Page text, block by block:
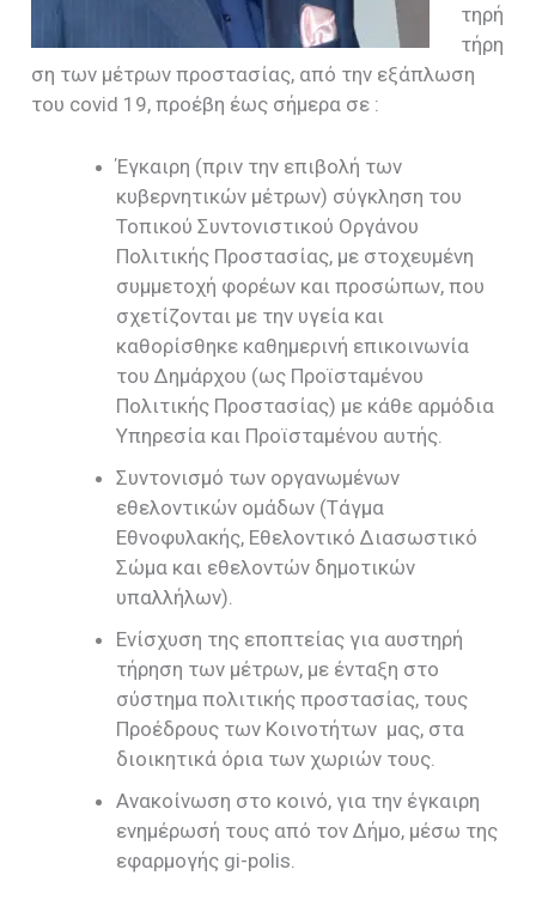
τηρή
τήρη
ση των μέτρων προστασίας, από την εξάπλωση
του covid 19, προέβη έως σήμερα σε :
Έγκαιρη (πριν την επιβολή των
κυβερνητικών μέτρων) σύγκληση του
Τοπικού Συντονιστικού Οργάνου
Πολιτικής Προστασίας, με στοχευμένη
συμμετοχή φορέων και προσώπων, που
σχετίζονται με την υγεία και
καθορίσθηκε καθημερινή επικοινωνία
του Δημάρχου (ως Προϊσταμένου
Πολιτικής Προστασίας) με κάθε αρμόδια
Υπηρεσία και Προϊσταμένου αυτής.
Συντονισμό των οργανωμένων
εθελοντικών ομάδων (Τάγμα
Εθνοφυλακής, Εθελοντικό Διασωστικό
Σώμα και εθελοντών δημοτικών
υπαλλήλων).
Ενίσχυση της εποπτείας για αυστηρή
τήρηση των μέτρων, με ένταξη στο
σύστημα πολιτικής προστασίας, τους
Προέδρους των Κοινοτήτων μας, στα
διοικητικά όρια των χωριών τους.
Ανακοίνωση στο κοινό, για την έγκαιρη
ενημέρωσή τους από τον Δήμο, μέσω της
εφαρμογής gi-polis.